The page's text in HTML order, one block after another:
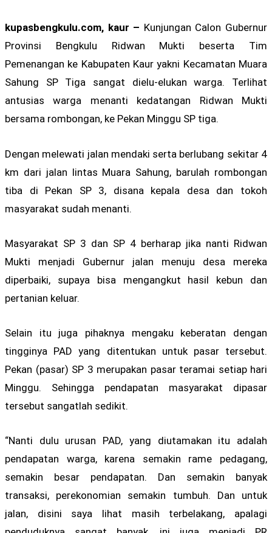
kupasbengkulu.com, kaur – Kunjungan Calon Gubernur
Provinsi Bengkulu Ridwan Mukti beserta Tim
Pemenangan ke Kabupaten Kaur yakni Kecamatan Muara
Sahung SP Tiga sangat dielu-elukan warga. Terlihat
antusias warga menanti kedatangan Ridwan Mukti
bersama rombongan, ke Pekan Minggu SP tiga.
Dengan melewati jalan mendaki serta berlubang sekitar 4
km dari jalan lintas Muara Sahung, barulah rombongan
tiba di Pekan SP 3, disana kepala desa dan tokoh
masyarakat sudah menanti.
Masyarakat SP 3 dan SP 4 berharap jika nanti Ridwan
Mukti menjadi Gubernur jalan menuju desa mereka
diperbaiki, supaya bisa mengangkut hasil kebun dan
pertanian keluar.
Selain itu juga pihaknya mengaku keberatan dengan
tingginya PAD yang ditentukan untuk pasar tersebut.
Pekan (pasar) SP 3 merupakan pasar teramai setiap hari
Minggu. Sehingga pendapatan masyarakat dipasar
tersebut sangatlah sedikit.
“Nanti dulu urusan PAD, yang diutamakan itu adalah
pendapatan warga, karena semakin rame pedagang,
semakin besar pendapatan. Dan semakin banyak
transaksi, perekonomian semakin tumbuh. Dan untuk
jalan, disini saya lihat masih terbelakang, apalagi